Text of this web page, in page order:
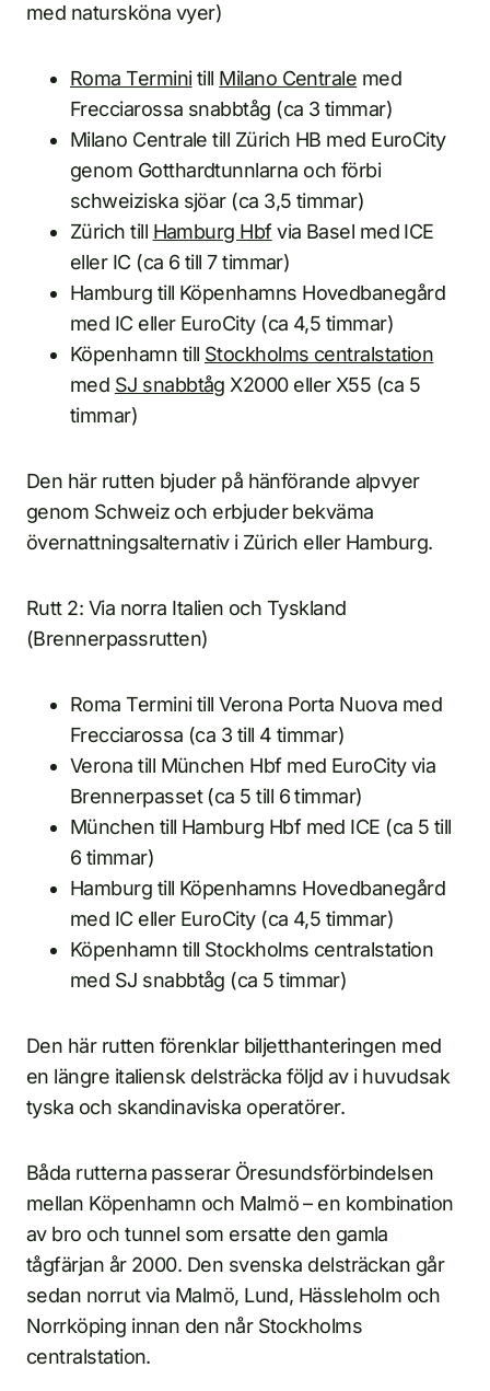
med natursköna vyer)
Roma Terminitill Milano Centrale med
Frecciarossa snabbtåg (ca 3 timmar)
Milano Centrale till Zürich HB med EuroCity
genom Gotthardtunnlarna och förbi
schweiziska sjöar (ca 3,5 timmar)
Zürich till Hamburg Hbfvia Basel med ICE
eller IC (ca 6 till 7 timmar)
Hamburg till Köpenhamns Hovedbanegård
med IC eller EuroCity (ca 4,5 timmar)
Köpenhamn till Stockholms centralstation
med SJ snabbtåg X2000 eller X55 (ca 5
timmar)
Den här rutten bjuder på hänförande alpvyer
genom Schweiz och erbjuder bekväma
övernattningsalternativ i Zürich eller Hamburg.
Rutt 2: Via norra Italien och Tyskland
(Brennerpassrutten)
Roma Termini till Verona Porta Nuova med
Frecciarossa (ca 3 till 4 timmar)
Verona till München Hbf med EuroCity via
Brennerpasset (ca 5 till 6 timmar)
München till Hamburg Hbf med ICE (ca 5 till
6 timmar)
Hamburg till Köpenhamns Hovedbanegård
med IC eller EuroCity (ca 4,5 timmar)
Köpenhamn till Stockholms centralstation
med SJ snabbtåg (ca 5 timmar)
Den här rutten förenklar biljetthanteringen med
en längre italiensk delsträcka följd av i huvudsak
tyska och skandinaviska operatörer.
Båda rutterna passerar Öresundsförbindelsen
mellan Köpenhamn och Malmö – en kombination
av bro och tunnel som ersatte den gamla
tågfärjan år 2000. Den svenska delsträckan går
sedan norrut via Malmö, Lund, Hässleholm och
Norrköping innan den når Stockholms
centralstation.